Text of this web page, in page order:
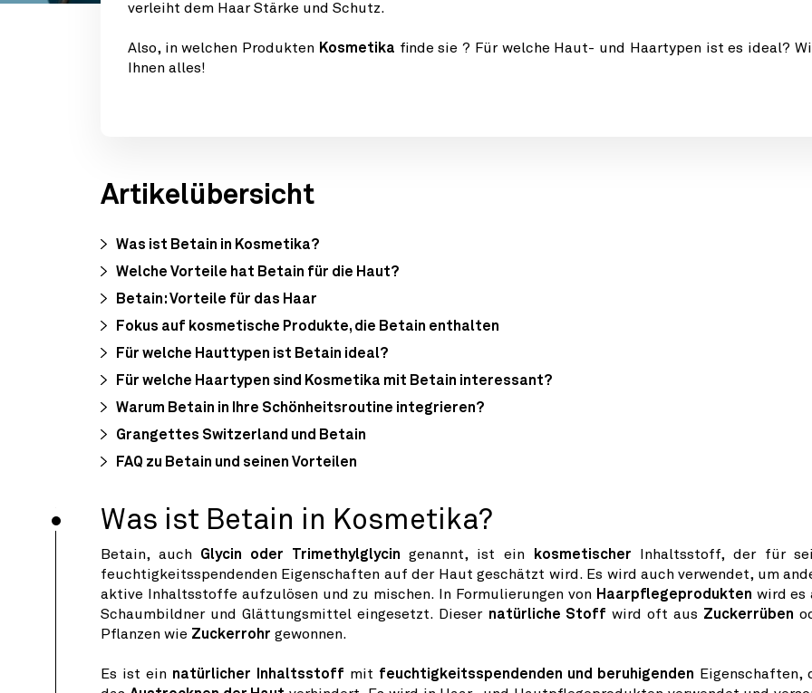
verleiht dem Haar Stärke und Schutz.
Also, in welchen Produkten Kosmetika finde sie ? Für welche Haut- und Haartypen ist es ideal?
Ihnen alles!
Artikelübersicht
Was ist Betain in Kosmetika?
Welche Vorteile hat Betain für die Haut?
Betain: Vorteile für das Haar
Fokus auf kosmetische Produkte, die Betain enthalten
Für welche Hauttypen ist Betain ideal?
Für welche Haartypen sind Kosmetika mit Betain interessant?
Warum Betain in Ihre Schönheitsroutine integrieren?
Grangettes Switzerland und Betain
FAQ zu Betain und seinen Vorteilen
Was ist Betain in Kosmetika?
Betain, auch Glycin oder Trimethylglycin genannt, ist ein kosmetischer Inhaltsstoff, der für
feuchtigkeitsspendenden Eigenschaften auf der Haut geschätzt wird. Es wird auch verwendet, um
aktive Inhaltsstoffe aufzulösen und zu mischen. In Formulierungen von Haarpflegeprodukten wird es
Schaumbildner und Glättungsmittel eingesetzt. Dieser natürliche Stoff wird oft aus Zuckerrüben
Pflanzen wie Zuckerrohr gewonnen.
Es ist ein natürlicher Inhaltsstoff mit feuchtigkeitsspendenden und beruhigenden Eigenschaften,